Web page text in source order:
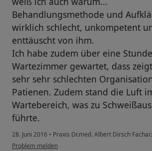
Behandlungsmethode und
wirklich schlecht, unkompetent
enttäuscht von ihm.
Ich habe zudem über eine
Wartezimmer gewartet, dass
sehr sehr schlechten
Patienen. Zudem stand die Luft
Wartebereich, was zu
führte.
28. Juni 2016 • Praxis Dr.med. Albert Dirsch
Problem melden